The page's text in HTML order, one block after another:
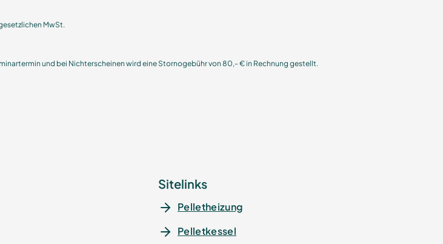
MwSt.
und bei Nichterscheinen wird eine Stornogebühr von 80,- € in Rechnung gestellt.
Sitelinks
Pelletheizung
Pelletkessel